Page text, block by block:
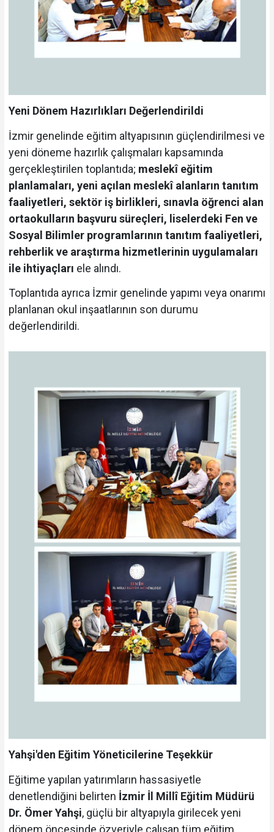
Yeni Dönem Hazırlıkları Değerlendirildi
İzmir genelinde eğitim altyapısının güçlendirilmesi ve
yeni döneme hazırlık çalışmaları kapsamında
gerçekleştirilen toplantıda; meslekî eğitim
planlamaları, yeni açılan meslekî alanların tanıtım
faaliyetleri, sektör iş birlikleri, sınavla öğrenci alan
ortaokulların başvuru süreçleri, liselerdeki Fen ve
Sosyal Bilimler programlarının tanıtım faaliyetleri,
rehberlik ve araştırma hizmetlerinin uygulamaları
ile ihtiyaçları ele alındı.
Toplantıda ayrıca İzmir genelinde yapımı veya onarımı
planlanan okul inşaatlarının son durumu
değerlendirildi.
Yahşi'den Eğitim Yöneticilerine Teşekkür
Eğitime yapılan yatırımların hassasiyetle
denetlendiğini belirten İzmir İl Millî Eğitim Müdürü
Dr. Ömer Yahşi, güçlü bir altyapıyla girilecek yeni
dönem öncesinde özveriyle çalışan tüm eğitim